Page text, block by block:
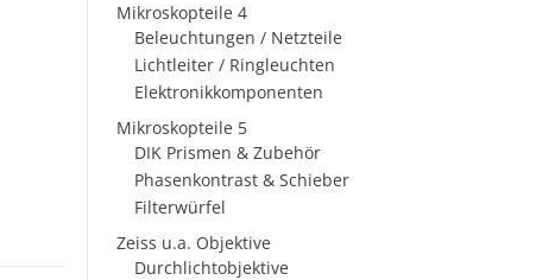
Mikroskopteile 4
Beleuchtungen / Netzteile
Lichtleiter / Ringleuchten
Elektronikkomponenten
Mikroskopteile 5
DIK Prismen & Zubehör
Phasenkontrast & Schieber
Filterwürfel
Zeiss u.a. Objektive
Durchlichtobjektive